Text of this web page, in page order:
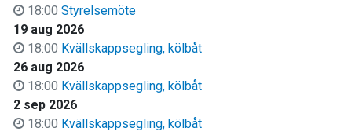
18:00 Styrelsemöte
19 aug 2026
18:00 Kvällskappsegling, kölbåt
26 aug 2026
18:00 Kvällskappsegling, kölbåt
2 sep 2026
18:00 Kvällskappsegling, kölbåt